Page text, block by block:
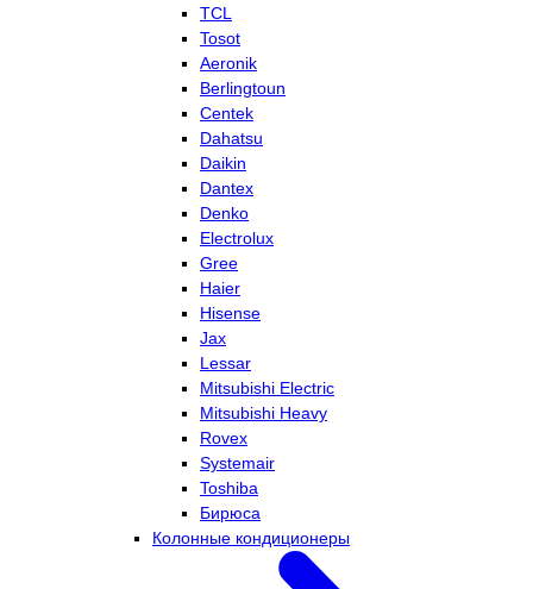
TCL
Tosot
Aeronik
Berlingtoun
Centek
Dahatsu
Daikin
Dantex
Denko
Electrolux
Gree
Haier
Hisense
Jax
Lessar
Mitsubishi Electric
Mitsubishi Heavy
Rovex
Systemair
Toshiba
Бирюса
Колонные кондиционеры